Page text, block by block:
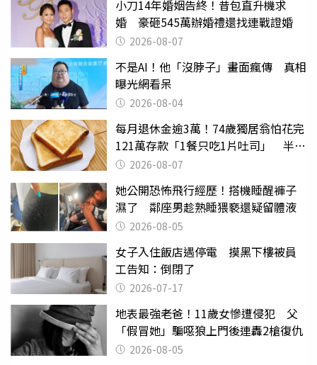
小刀14年婚姻告終！昔包直升機求
婚 豪砸545萬辦婚禮還找連戰證婚
2026-08-07
不是AI！他「沒脖子」畫面瘋傳 真相
曝光網看呆
2026-08-04
每月退休金逾3萬！74歲獨居翁怕花完
121萬存款「1餐只吃1片吐司」 半年
後暴瘦嚇壞女兒
2026-08-07
她公開恐怖飛行經歷！搭機睡醒褲子
濕了 鄰座男趁熟睡猥褻還疑留體液
2026-08-05
女子入住飯店遇停電 摸黑下樓被員
工告知：倒閉了
2026-07-17
地表最強老爸！11歲女慘遭侵犯 父
「假冒她」騙噁狼上門後連轟2槍復仇
2026-08-05